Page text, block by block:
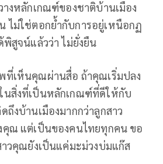
างหลักเกณฑ์ของชาติบ้านเมือง
ไม่ใช่ตอกย้ำกับการอยู่เหนือกฏ
พิสูจน์แล้วว่า ไม่ยั่งยืน
ที่เห็นคุณผ่านสื่อ ถ้าคุณเริ่มปลง
นสิ่งที่เป็นหลักเกณฑ์ที่ดีให้กับ
ถึงบ้านเมืองมากกว่าลูกสาว
คุณ แต่เป็นของคนไทยทุกคน ขอ
าวคุณยังเป็นแค่มะม่วงบ่มแก๊ส